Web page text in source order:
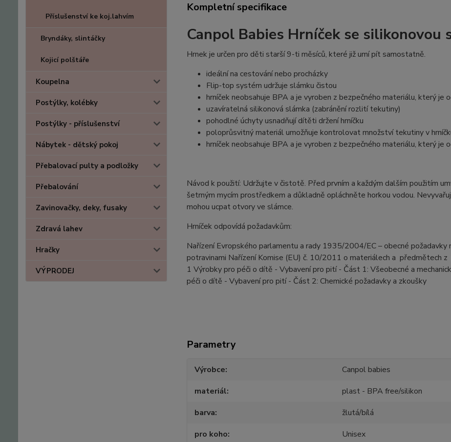
Příslušenství ke koj.lahvím
Bryndáky, slintáčky
Kojicí polštáře
Koupelna
Postýlky, kolébky
Postýlky - příslušenství
Nábytek - dětský pokoj
Přebalovací pulty a podložky
Přebalování
Zavinovačky, deky, fusaky
Zdravá lahev
Hračky
VÝPRODEJ
Kompletní specifikace
Canpol Babies Hrníček se silikonovou
Hrnek je určen pro děti starší 9-ti měsíců, které již umí pít samostatně.
ideální na cestování nebo procházky
Flip-top systém udržuje slámku čistou
hrníček neobsahuje BPA a je vyroben z bezpečného materiálu, který je
uzavíratelná silikonová slámka (zabránění rozlití tekutiny)
pohodlné úchyty usnadňují dítěti držení hrníčku
poloprůsvitný materiál umožňuje kontrolovat množství tekutiny v
hrníček neobsahuje BPA a je vyroben z bezpečného materiálu, který je
Návod k použití: Udržujte v čistotě. Před prvním a každým dalším použitím
šetrným mycím prostředkem a důkladně opláchněte horkou vodou.
mohou ucpat otvory ve slámce.
Hrníček odpovídá požadavkům:
Nařízení Evropského parlamentu a rady 1935/2004/EC – obecné
potravinami Nařízení Komise (EU) č. 10/2011 o materiálech a předmětech
1 Výrobky pro péči o dítě - Vybavení pro pití - Část 1: Všeobecné a
péči o dítě - Vybavení pro pití - Část 2: Chemické požadavky a zkoušky
Parametry
Výrobce
Canpol babies
materiál
plast - BPA free/silikon
barva
žlutá/bílá
pro koho
Unisex